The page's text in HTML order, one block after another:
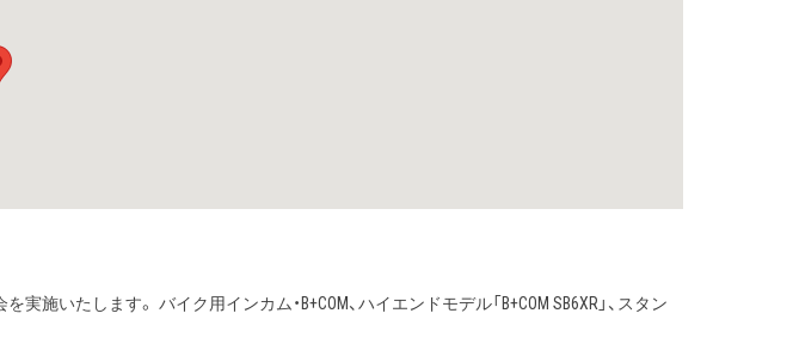
施いたします。 バイク用インカム・B+COM、ハイエンドモデル「B+COM SB6XR」、スタン